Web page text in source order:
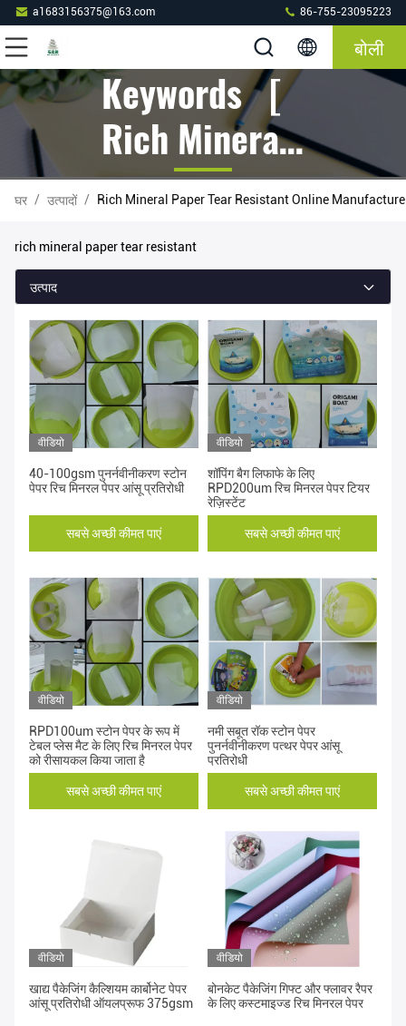
a1683156375@163.com 86-755-23095223
बोली
Keywords [
Rich Mineral
Paper Tear
Resistant ]
Match 95
उत्पादों
घर / उत्पादों / Rich Mineral Paper Tear Resistant Online
rich mineral paper tear resistant
उत्पाद
वीडियो
40-100gsm पुनर्नवीनीकरण स्टोन
पेपर रिच मिनरल पेपर आंसू प्रतिरोधी
सबसे अच्छी कीमत पाएं
वीडियो
शॉपिंग बैग लिफाफे के लिए
RPD200um रिच मिनरल पेपर टियर
रेज़िस्टेंट
सबसे अच्छी कीमत पाएं
वीडियो
RPD100um स्टोन पेपर के रूप में
टेबल प्लेस मैट के लिए रिच मिनरल पेपर
को रीसायकल किया जाता है
सबसे अच्छी कीमत पाएं
वीडियो
नमी सबूत रॉक स्टोन पेपर
पुनर्नवीनीकरण पत्थर पेपर आंसू
प्रतिरोधी
सबसे अच्छी कीमत पाएं
वीडियो
खाद्य पैकेजिंग कैल्शियम कार्बोनेट पेपर
आंसू प्रतिरोधी ऑयलप्रूफ 375gsm
वीडियो
बोनकेट पैकेजिंग गिफ्ट और फ्लावर रैपर
के लिए कस्टमाइज्ड रिच मिनरल पेपर